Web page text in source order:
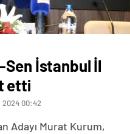
İstanbul İl
etti
2024 00:42
Adayı Murat Kurum,